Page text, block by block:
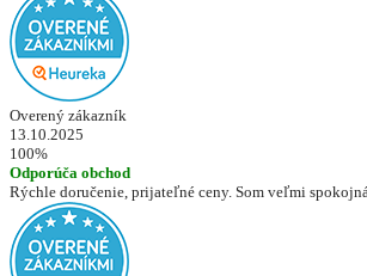
Overený zákazník
13.10.2025
100%
Odporúča obchod
Rýchle doručenie, prijateľné ceny. Som veľmi